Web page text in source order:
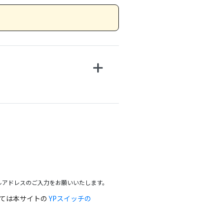
ドレスのご入力をお願いいたします。
は本サイトのYPスイッチの